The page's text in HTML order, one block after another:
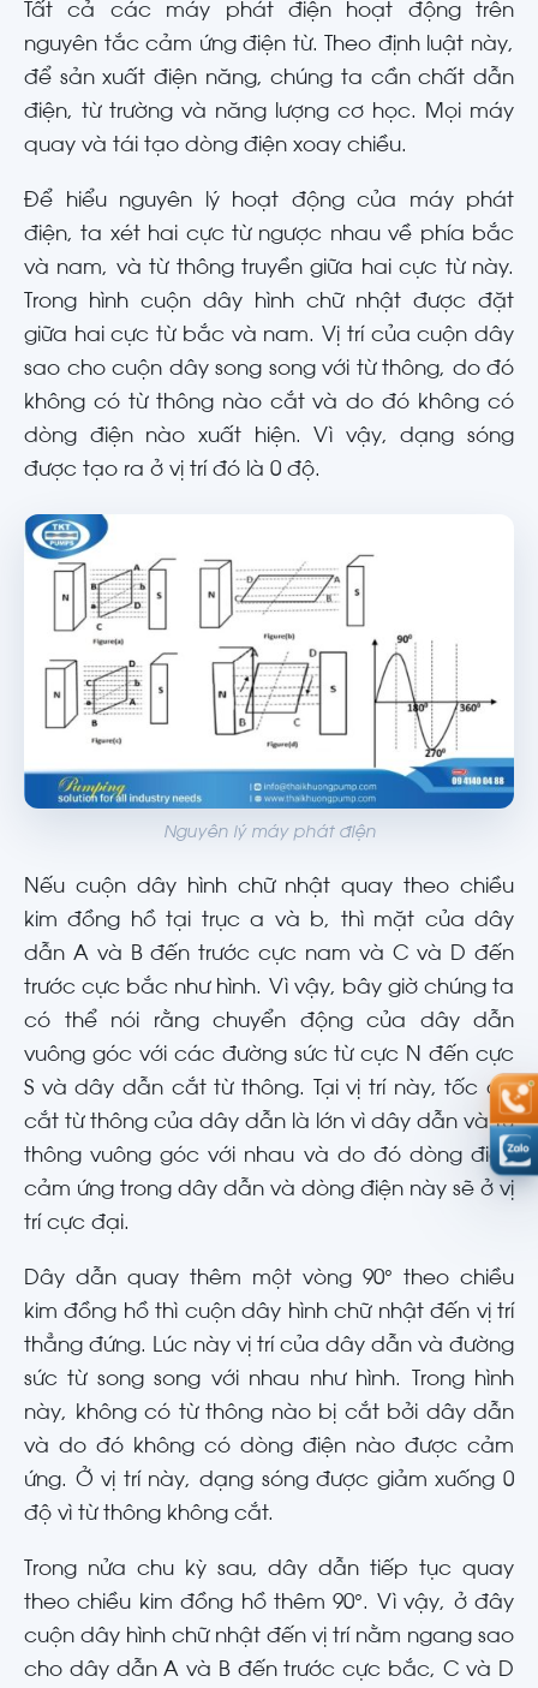
Tất cả các máy phát điện hoạt động trên
nguyên tắc cảm ứng điện từ. Theo định luật này,
để sản xuất điện năng, chúng ta cần chất dẫn
điện, từ trường và năng lượng cơ học. Mọi máy
quay và tái tạo dòng điện xoay chiều.
Để hiểu nguyên lý hoạt động của máy phát
điện, ta xét hai cực từ ngược nhau về phía bắc
và nam, và từ thông truyền giữa hai cực từ này.
Trong hình cuộn dây hình chữ nhật được đặt
giữa hai cực từ bắc và nam. Vị trí của cuộn dây
sao cho cuộn dây song song với từ thông, do đó
không có từ thông nào cắt và do đó không có
dòng điện nào xuất hiện. Vì vậy, dạng sóng
được tạo ra ở vị trí đó là 0 độ.
Nguyên lý máy phát điện
Nếu cuộn dây hình chữ nhật quay theo chiều
kim đồng hồ tại trục a và b, thì mặt của dây
dẫn A và B đến trước cực nam và C và D đến
trước cực bắc như hình. Vì vậy, bây giờ chúng ta
có thể nói rằng chuyển động của dây dẫn
vuông góc với các đường sức từ cực N đến cực
S và dây dẫn cắt từ thông. Tại vị trí này, tốc độ
cắt từ thông của dây dẫn là lớn vì dây dẫn và từ
thông vuông góc với nhau và do đó dòng điện
cảm ứng trong dây dẫn và dòng điện này sẽ ở vị
trí cực đại.
Dây dẫn quay thêm một vòng 90° theo chiều
kim đồng hồ thì cuộn dây hình chữ nhật đến vị trí
thẳng đứng. Lúc này vị trí của dây dẫn và đường
sức từ song song với nhau như hình. Trong hình
này, không có từ thông nào bị cắt bởi dây dẫn
và do đó không có dòng điện nào được cảm
ứng. Ở vị trí này, dạng sóng được giảm xuống 0
độ vì từ thông không cắt.
Trong nửa chu kỳ sau, dây dẫn tiếp tục quay
theo chiều kim đồng hồ thêm 90°. Vì vậy, ở đây
cuộn dây hình chữ nhật đến vị trí nằm ngang sao
cho dây dẫn A và B đến trước cực bắc, C và D